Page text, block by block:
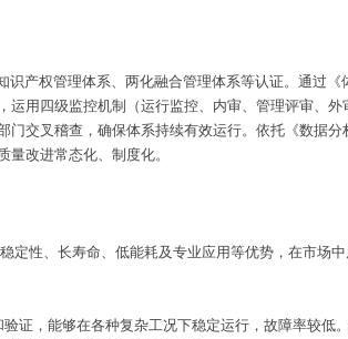
产权管理体系、两化融合管理体系等认证。通过《
运用四级监控机制（运行监控、内审、管理评审、外
门交叉稽查，确保体系持续有效运行。依托《数据分
改进常态化、制度化。
性、长寿命、低能耗及专业应用等优势，在市场中
，能够在各种复杂工况下稳定运行，故障率较低